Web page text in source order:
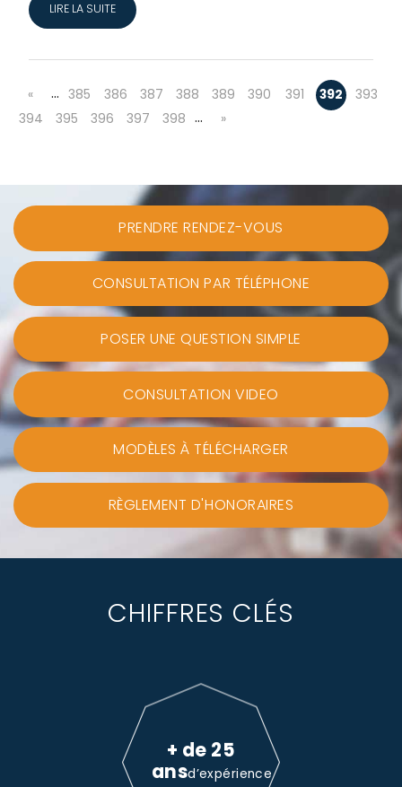
LIRE LA SUITE
« … 385 386 387 388 389 390 391 392
393
394
395 396 397 398 … »
PRENDRE RENDEZ-VOUS
CONSULTATION PAR TÉLÉPHONE
POSER UNE QUESTION SIMPLE
CONSULTATION VIDEO
MODÈLES À TÉLÉCHARGER
RÈGLEMENT D'HONORAIRES
CHIFFRES CLÉS
+ de 25
ansd’expérience